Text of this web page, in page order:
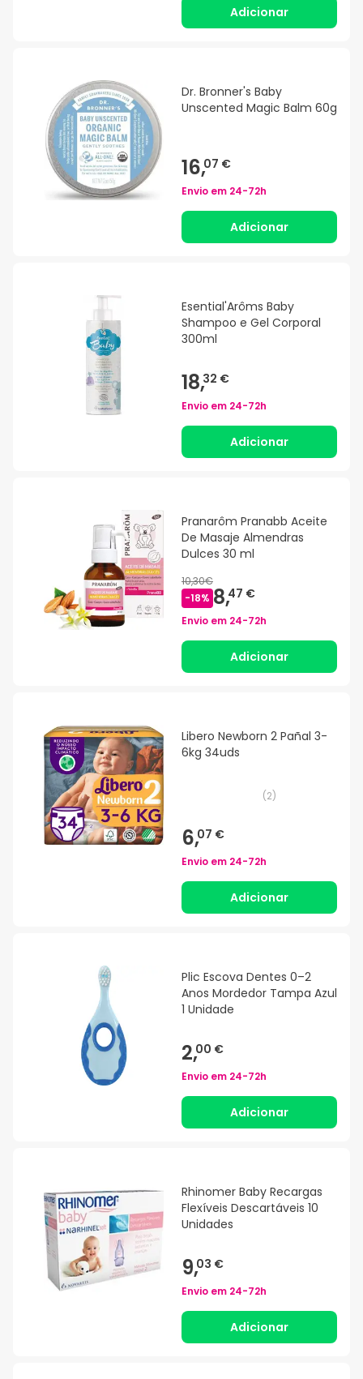
Adicionar
Dr. Bronner's Baby
Unscented Magic Balm 60g
16,07 €
Envio em 24-72h
Adicionar
Esential'Arôms Baby
Shampoo e Gel Corporal
300ml
18,32 €
Envio em 24-72h
Adicionar
Pranarôm Pranabb Aceite
De Masaje Almendras
Dulces 30 ml
10,30€
-18% 8,47 €
Envio em 24-72h
Adicionar
Libero Newborn 2 Pañal 3-
6kg 34uds
(2)
6,07 €
Envio em 24-72h
Adicionar
Plic Escova Dentes 0–2
Anos Mordedor Tampa Azul
1 Unidade
2,00 €
Envio em 24-72h
Adicionar
Rhinomer Baby Recargas
Flexíveis Descartáveis 10
Unidades
9,03 €
Envio em 24-72h
Adicionar